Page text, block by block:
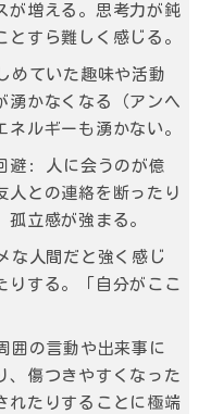
が増える。思考力が鈍
すら難しく感じる。
めていた趣味や活動
湧かなくなる（アンヘ
ネルギーも湧かない。
避:
人に会うのが億
人との連絡を断ったり
立感が強まる。
な人間だと強く感じ
りする。「自分がここ
囲の言動や出来事に
、傷つきやすくなった
れたりすることに極端